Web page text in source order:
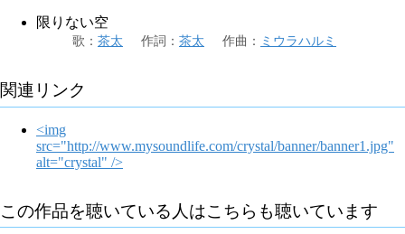
限りない空
歌 ： 茶太 作詞 ： 茶太 作曲 ： ミウラハルミ
関連リンク
<img
src="http://www.mysoundlife.com/crystal/banner/banner1.jpg"
alt="crystal" />
この作品を聴いている人はこちらも聴いています